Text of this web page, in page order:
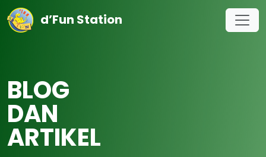
d’Fun Station
BLOG
DAN
ARTIKEL